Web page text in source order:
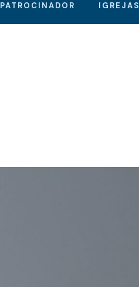
PATROCINADOR IGREJAS